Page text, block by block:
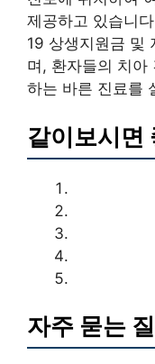
제공하고 있습니
19 상생지원금 및
며, 환자들의 치아
하는 바른 진료를
같이보시면
자주 묻는